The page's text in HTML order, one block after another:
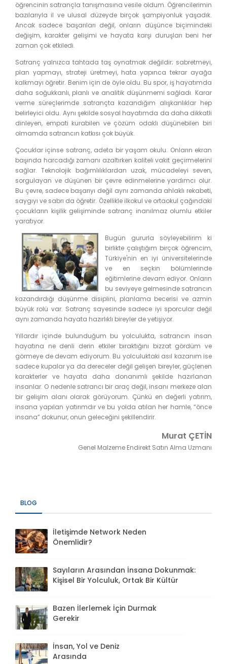
öğrencinin satrançla tanışmasına vesile oldum. Öğrencilerimin
bazılarıyla il ve ulusal düzeyde birçok şampiyonluk yaşadık.
Ancak sadece başarıları değil, onların düşünce biçimindeki
değişim, karakter gelişimi ve hayata karşı duruşları beni her
zaman çok etkiledi.
Satranç yalnızca tahtada taş oynatmak değildir; sabretmeyi,
plan yapmayı, strateji üretmeyi, hata yapınca tekrar ayağa
kalkmayı öğretir. Benim için de öyle oldu. Bu spor, iş hayatımda
daha soğukkanlı, planlı ve analitik düşünmemi sağladı. Karar
verme süreçlerimde satrançta kazandığım alışkanlıklar hep
belirleyici oldu. Aynı şekilde sosyal hayatımda da daha dikkatli
dinleyen, empati kurabilen ve çözüm odaklı düşünebilen biri
olmamda satrancın katkısı çok büyük.
Çocuklar içinse satranç, adeta bir yaşam okulu. Onların ekran
başında harcadığı zamanı azaltırken kaliteli vakit geçirmelerini
sağlar. Teknolojik bağımlılıklardan uzak, mücadeleyi seven,
sorgulayan ve düşünen bir çevre edinmelerine yardımcı olur.
Bu çevre, sadece başarıyı değil aynı zamanda ahlaklı rekabeti,
saygıyı ve sabrı da öğretir. Özellikle ilkokul ve ortaokul çağındaki
çocukların kişilik gelişiminde satranç inanılmaz olumlu etkiler
yaratıyor.
Bugün gururla söyleyebilirim ki
birlikte çalıştığım birçok öğrencim,
Türkiye'nin en iyi üniversitelerinde
ve en seçkin bölümlerinde
eğitimlerine devam ediyor. Onların
bu seviyeye gelmesinde satrancın
kazandırdığı düşünme disiplini, planlama becerisi ve azmin
büyük rolü var. Satranç sayesinde sadece iyi sporcular değil
aynı zamanda hayata hazırlıklı bireyler de yetişiyor.
Yıllardır içinde bulunduğum bu yolculukta, satrancın insan
hayatına ne denli derin etkiler bıraktığını bizzat gördüm ve
görmeye de devam ediyorum. Bu yolculuktaki asıl kazanım ise
sadece kupalar ya da dereceler değil gelişen bireyler, güçlenen
karakterler ve hayata daha donanımlı şekilde hazırlanan
insanlar. O nedenle satrancı bir araç değil, insanı merkeze alan
bir gelişim alanı olarak görüyorum. Çünkü en değerli yatırım,
insana yapılan yatırımdır ve bu yolda atılan her hamle, “önce
insana” dokunur, onun geleceğini şekillendirir.
Murat ÇETİN
Genel Malzeme Endirekt Satın Alma Uzmanı
BLOG
İletişimde Network Neden
Önemlidir?
Sayıların Arasından İnsana Dokunmak:
Kişisel Bir Yolculuk, Ortak Bir Kültür
Bazen İlerlemek İçin Durmak
Gerekir
İnsan, Yol ve Deniz
Arasında